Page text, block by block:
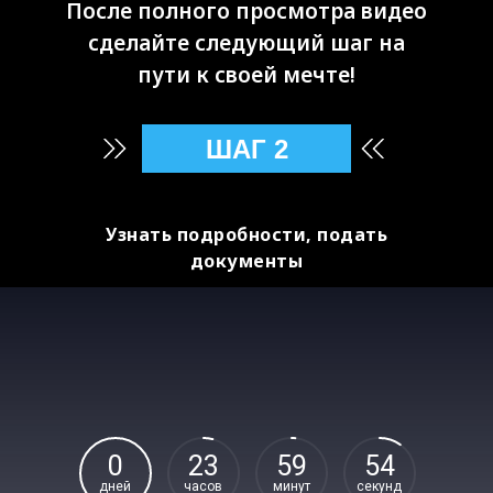
Узнать подробности, подать
документы
После полного просмотра видео
сделайте следующий шаг на
пути к своей мечте!
ШАГ 2
0
дней
23
часов
59
минут
53
секунд